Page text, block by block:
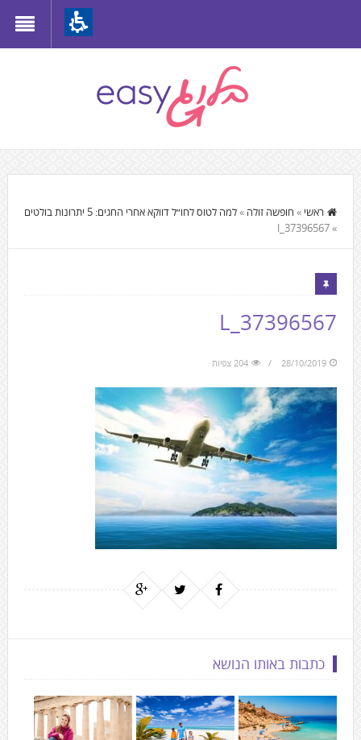
to
move
to
the
main
Content
התוכן
המרכזי,
You
can
press
Enter
to
skip
to
the
next
area
ראשי » חופשה זולה »למה לטוס לחו״ל דווקא אחרי החגים: 5 יתרונות בולטים
»
37396567_l
37396567_L
28/10/2019 204 צפיות
כתבות באותו הנושא